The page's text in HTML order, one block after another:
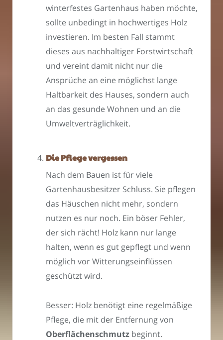
winterfestes Gartenhaus haben möchte,
sollte unbedingt in hochwertiges Holz
investieren. Im besten Fall stammt
dieses aus nachhaltiger Forstwirtschaft
und vereint damit nicht nur die
Ansprüche an eine möglichst lange
Haltbarkeit des Hauses, sondern auch
an das gesunde Wohnen und an die
Umweltverträglichkeit.
Die Pflege vergessen
Nach dem Bauen ist für viele
Gartenhausbesitzer Schluss. Sie pflegen
das Häuschen nicht mehr, sondern
nutzen es nur noch. Ein böser Fehler,
der sich rächt! Holz kann nur lange
halten, wenn es gut gepflegt und wenn
möglich vor Witterungseinflüssen
geschützt wird.
Besser: Holz benötigt eine regelmäßige
Pflege, die mit der Entfernung von
Oberflächenschmutz beginnt.